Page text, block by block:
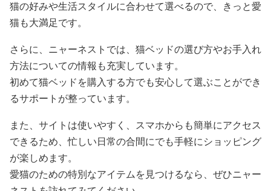
猫の好みや生活スタイルに合わせて選べるので、きっと愛
猫も大満足です。
さらに、ニャーネストでは、猫ベッドの選び方やお手入れ
方法についての情報も充実しています。
初めて猫ベッドを購入する方でも安心して選ぶことができ
るサポートが整っています。
また、サイトは使いやすく、スマホからも簡単にアクセス
できるため、忙しい日常の合間にでも手軽にショッピング
が楽しめます。
愛猫のための特別なアイテムを見つけるなら、ぜひニャー